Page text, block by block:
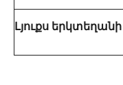
Լյուքս երկտեղանի